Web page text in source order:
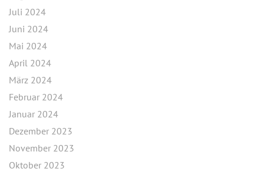
Juli 2024
Juni 2024
Mai 2024
April 2024
März 2024
Februar 2024
Januar 2024
Dezember 2023
November 2023
Oktober 2023